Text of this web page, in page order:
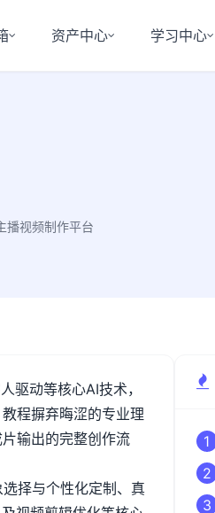
资产中心 学习中心
播视频制作平台
驱动等核心AI技术，
程摒弃晦涩的专业理
输出的完整创作流
择与个性化定制、真
1
2
3